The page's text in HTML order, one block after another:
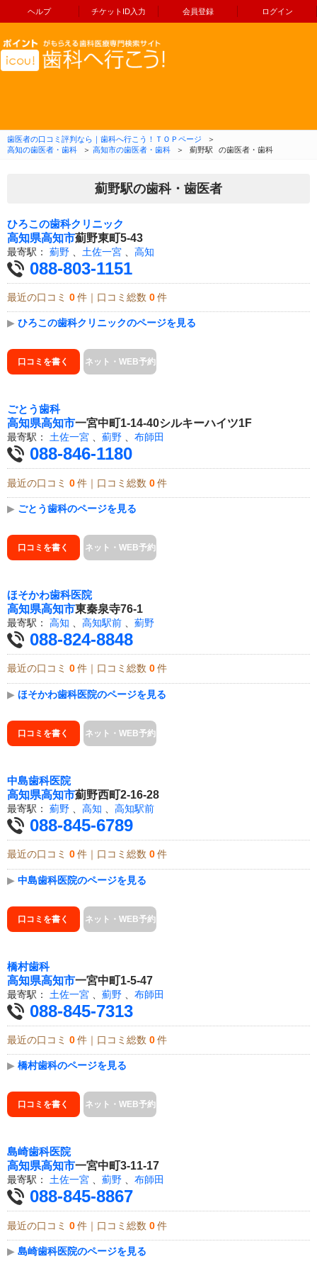
ヘルプ チケットID入力 会員登録 ログイン
コンテンツへ移動
歯医者の口コミ評判なら｜歯科へ行こう！ＴＯＰページ
＞
高知の歯医者・歯科
＞ 高知市の歯医者・歯科 ＞ 薊野駅 の歯医者・歯科
薊野駅の歯科・歯医者
ひろこの歯科クリニック
高知県高知市薊野東町5-43
最寄駅： 薊野 土佐一宮 高知
088-803-1151
最近の口コミ 0 件｜口コミ総数 0 件
▶ ひろこの歯科クリニックのページを見る
口コミを書く ネット・WEB予約
ごとう歯科
高知県高知市一宮中町1-14-40シルキーハイツ1F
最寄駅： 土佐一宮 、 薊野 、 布師田
088-846-1180
最近の口コミ 0 件｜口コミ総数 0 件
▶ ごとう歯科のページを見る
口コミを書く ネット・WEB予約
ほそかわ歯科医院
高知県高知市東秦泉寺76-1
最寄駅： 高知 高知駅前 薊野
088-824-8848
最近の口コミ 0 件｜口コミ総数 0 件
▶ ほそかわ歯科医院のページを見る
口コミを書く ネット・WEB予約
中島歯科医院
高知県高知市薊野西町2-16-28
最寄駅： 薊野 高知 高知駅前
088-845-6789
最近の口コミ 0 件｜口コミ総数 0 件
▶ 中島歯科医院のページを見る
口コミを書く ネット・WEB予約
橋村歯科
高知県高知市一宮中町1-5-47
最寄駅： 土佐一宮 薊野 布師田
088-845-7313
最近の口コミ 0 件｜口コミ総数 0 件
▶ 橋村歯科のページを見る
口コミを書く ネット・WEB予約
島崎歯科医院
高知県高知市一宮中町3-11-17
最寄駅： 土佐一宮 、 薊野 、 布師田
088-845-8867
最近の口コミ 0 件｜口コミ総数 0 件
▶ 島崎歯科医院のページを見る